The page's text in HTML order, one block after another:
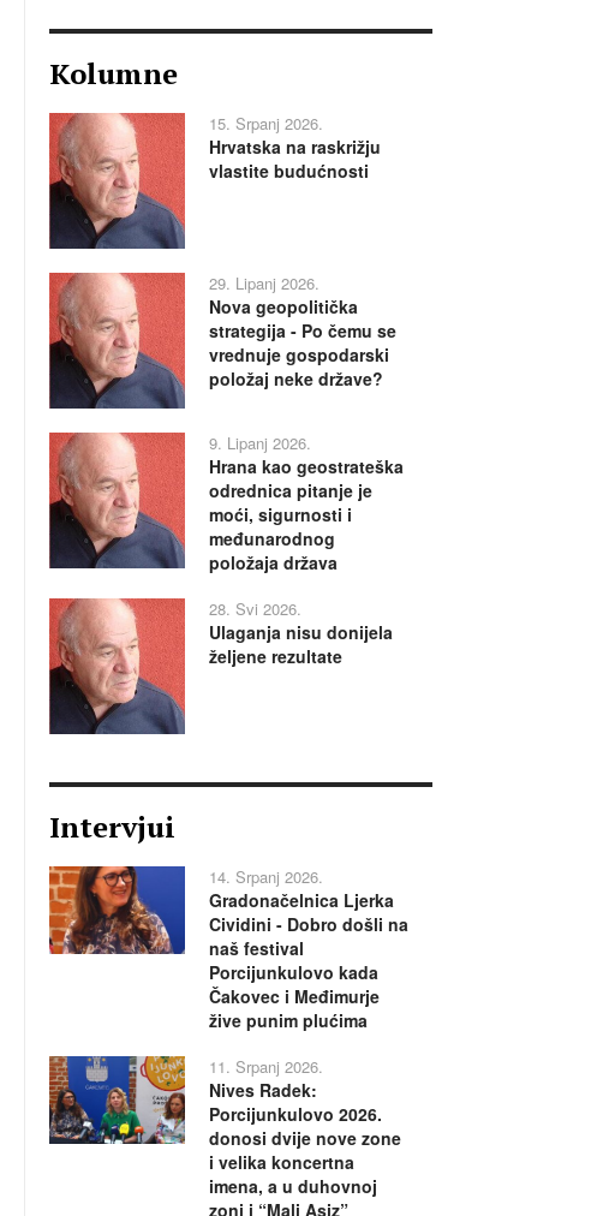
Kolumne
15. Srpanj 2026.
Hrvatska na raskrižju
vlastite budućnosti
29. Lipanj 2026.
Nova geopolitička
strategija - Po čemu se
vrednuje gospodarski
položaj neke države?
9. Lipanj 2026.
Hrana kao geostrateška
odrednica pitanje je
moći, sigurnosti i
međunarodnog
položaja država
28. Svi 2026.
Ulaganja nisu donijela
željene rezultate
Intervjui
14. Srpanj 2026.
Gradonačelnica Ljerka
Cividini - Dobro došli na
naš festival
Porcijunkulovo kada
Čakovec i Međimurje
žive punim plućima
11. Srpanj 2026.
Nives Radek:
Porcijunkulovo 2026.
donosi dvije nove zone
i velika koncertna
imena, a u duhovnoj
zoni i “Mali Asiz”